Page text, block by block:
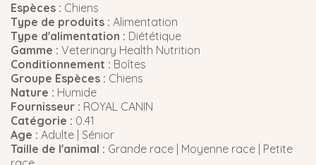
Espèces : Chiens
Type de produits : Alimentation
Type d'alimentation : Diététique
Gamme : Veterinary Health Nutrition
Conditionnement : Boîtes
Groupe Espèces : Chiens
Nature : Humide
Fournisseur : ROYAL CANIN
Catégorie : 0.41
Age : Adulte | Sénior
Taille de l'animal : Grande race | Moyenne race | Petite